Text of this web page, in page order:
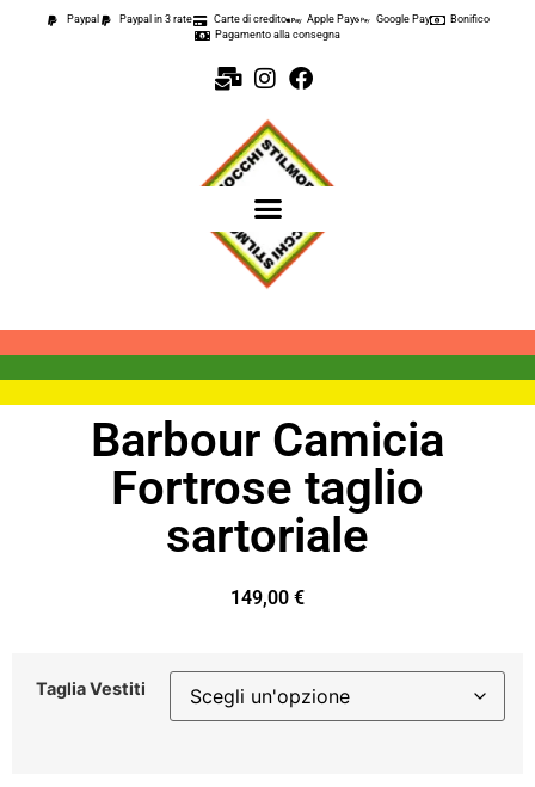
Paypal Paypal in 3 rate Carte di credito Apple Pay Google Pay
Bonifico
Pagamento alla consegna
Barbour Camicia
Fortrose taglio
sartoriale
149,00 €
Taglia Vestiti